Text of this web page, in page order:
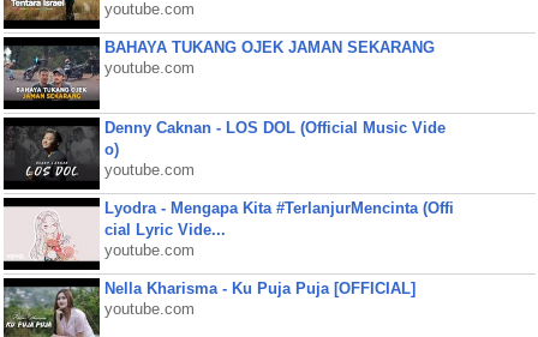
youtube.com
BAHAYA TUKANG OJEK JAMAN SEKARANG
youtube.com
Denny Caknan - LOS DOL (Official Music Vide
o)
youtube.com
Lyodra - Mengapa Kita #TerlanjurMencinta (Offi
cial Lyric Vide...
youtube.com
Nella Kharisma - Ku Puja Puja [OFFICIAL]
youtube.com